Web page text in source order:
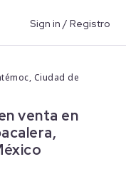
Sign in / Registro
Ciudad de
venta en